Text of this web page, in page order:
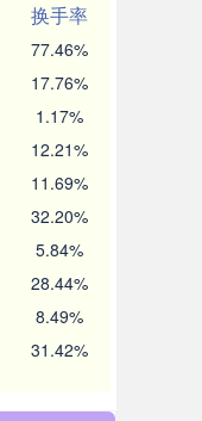
换手率
77.46%
17.76%
1.17%
12.21%
11.69%
32.20%
5.84%
28.44%
8.49%
31.42%